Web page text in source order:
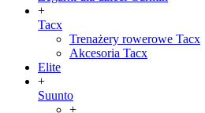
+
Tacx
Trenażery rowerowe Tacx
Akcesoria Tacx
Elite
+
Suunto
+